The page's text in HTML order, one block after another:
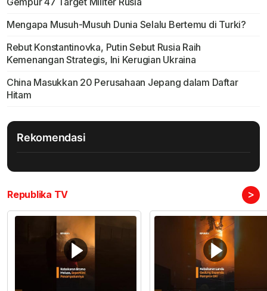
Mengapa Musuh-Musuh Dunia Selalu Bertemu di Turki?
Rebut Konstantinovka, Putin Sebut Rusia Raih
Kemenangan Strategis, Ini Kerugian Ukraina
China Masukkan 20 Perusahaan Jepang dalam Daftar
Hitam
Rekomendasi
Republika TV >